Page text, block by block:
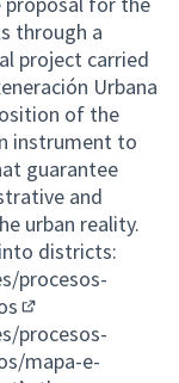
through a
project carried
Urbana
of the
instrument to
guarantee
and
urban reality.
districts:
procesos-
(External link)
procesos-
mapa-e-